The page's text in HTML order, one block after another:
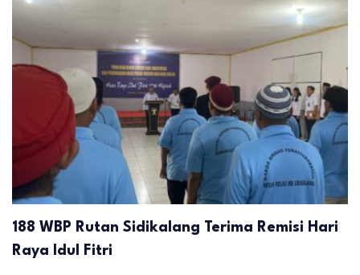
188 WBP Rutan Sidikalang Terima Remisi Hari
Raya Idul Fitri